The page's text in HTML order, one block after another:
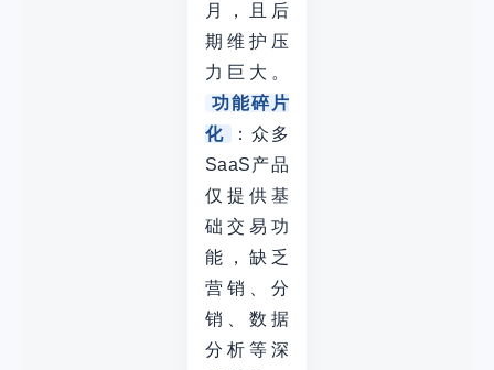
月，且后
期维护压
力巨大。
功能碎片
化
：众多
SaaS产品
仅提供基
础交易功
能，缺乏
营销、分
销、数据
分析等深